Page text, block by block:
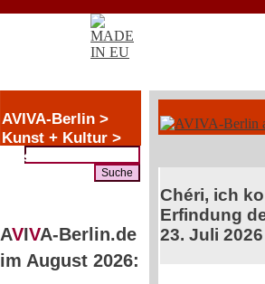
AVIVA-Berlin >
Kunst + Kultur >
Music
AVIVA-Berlin.de
im August 2026:
Chéri, ich
Erfindung
23. Juli 2026